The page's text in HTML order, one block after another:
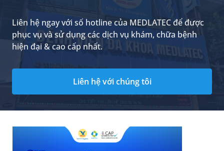
Liên hệ ngay với số hotline của MEDLATEC để được
phục vụ và sử dụng các dịch vụ khám, chữa bệnh
hiện đại & cao cấp nhất.
Liên hệ với chúng tôi